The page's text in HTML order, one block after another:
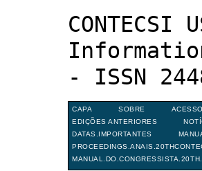
- ISSN
CAPA SOBRE ACESSO
EDIÇÕES ANTERIORES
DATAS.IMPORTANTES